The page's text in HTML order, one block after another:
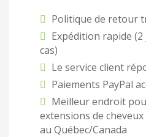
Politique de retour
Expédition rapide
cas)
Le service client
Paiements PayPal
Meilleur endroit
extensions de
au Québec/Canada